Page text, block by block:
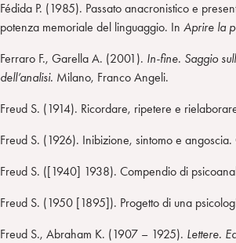
Fédida P. (1985). Passato anacronistico e
potenza memoriale del linguaggio. In Aprire la
Ferraro F., Garella A. (2001). In-fine. Saggio
dell’analisi. Milano, Franco Angeli.
Freud S. (1914). Ricordare, ripetere e
Freud S. (1926). Inibizione, sintomo e angoscia.
Freud S. ([1940] 1938). Compendio di
Freud S. (1950 [1895]). Progetto di una
Freud S., Abraham K. (1907 – 1925). Lettere.